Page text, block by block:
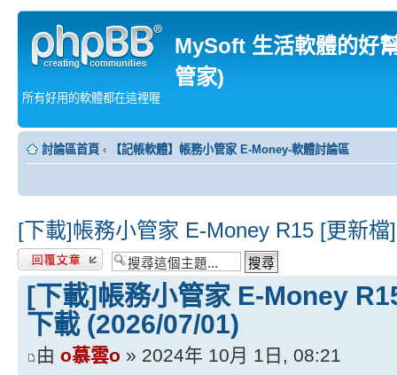
MySoft 生活軟體的好
管家)
所有好用的軟體都在這裡喔
討論區首頁 ‹ 【記帳軟體】帳務小管家 E-Money-軟體討論區
[下載]帳務小管家 E-Money R15 [更新
發表回覆
[下載]帳務小管家 E-Money
下載 (2026/07/01)
由 o慕雲o » 2024年 10月 1日, 08:21